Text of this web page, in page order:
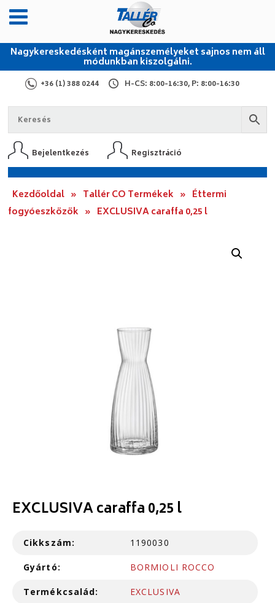
Nagykereskedésként magánszemélyeket sajnos nem áll
módunkban kiszolgálni.
+36 (1) 388 0244 H-CS: 8:00-16:30, P: 8:00-16:30
Bejelentkezés Regisztráció
Kezdőoldal » Tallér CO Termékek » Éttermi
fogyóeszközök » EXCLUSIVA caraffa 0,25 l
EXCLUSIVA caraffa 0,25 l
Cikkszám: 1190030
Gyártó: BORMIOLI ROCCO
Termékcsalád: EXCLUSIVA